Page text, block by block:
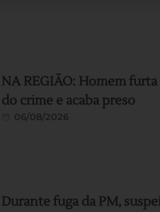
NA REGIÃO: Homem
do crime e acaba preso
06/08/2026
Durante fuga da PM,